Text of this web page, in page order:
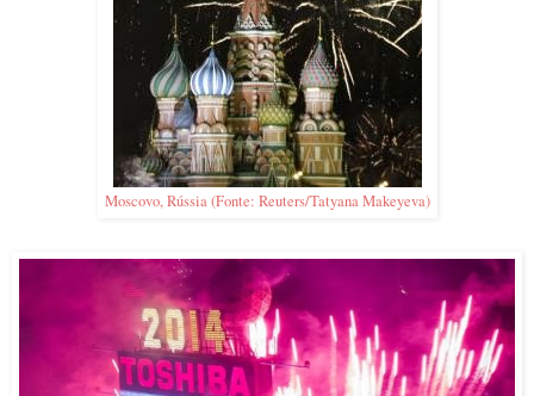
Moscovo, Rússia (Fonte: Reuters/Tatyana Makeyeva)